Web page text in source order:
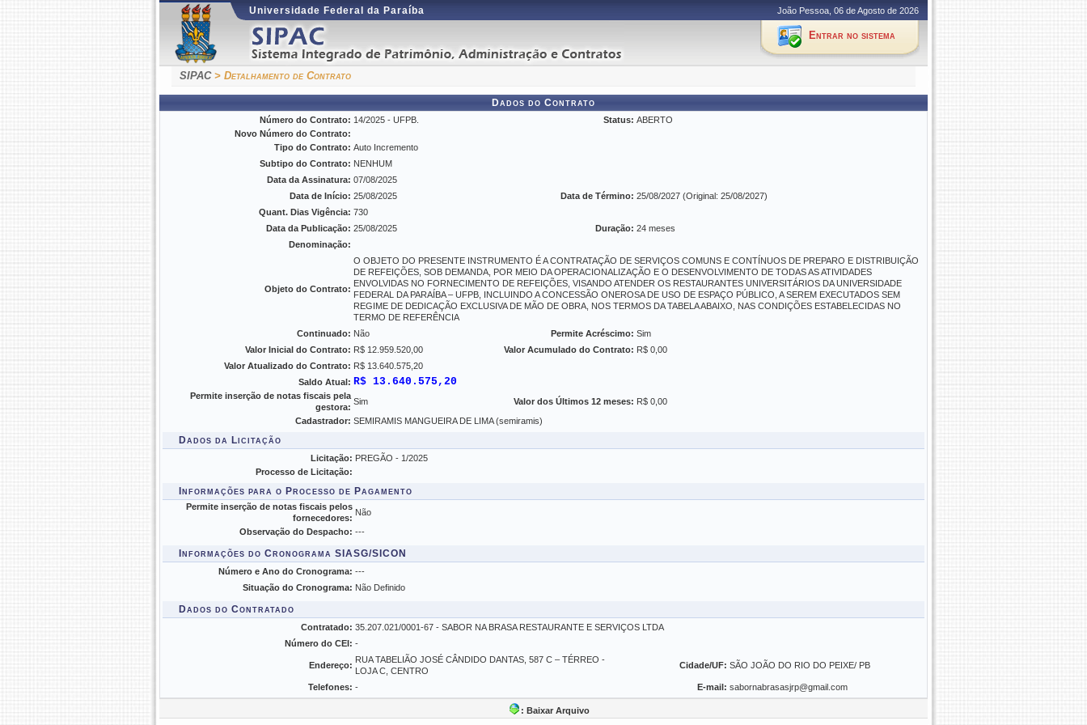
Universidade Federal da Paraíba João Pessoa, 06 de Agosto de 2026
Entrar no sistema
SIPAC> Detalhamento de Contrato
Dados do Contrato
Número do Contrato: 14/2025 - UFPB. Status: ABERTO
Novo Número do Contrato:
Tipo do Contrato: Auto Incremento
Subtipo do Contrato: NENHUM
Data da Assinatura: 07/08/2025
Data de Início: 25/08/2025 Data de Término: 25/08/2027 (Original: 25/08/2027)
Quant. Dias Vigência: 730
Data da Publicação: 25/08/2025 Duração: 24 meses
Denominação:
Objeto do Contrato:
O OBJETO DO PRESENTE INSTRUMENTO É A CONTRATAÇÃO DE SERVIÇOS COMUNS E CONTÍNUOS DE PREPARO E DISTRIBUIÇÃO
DE REFEIÇÕES, SOB DEMANDA, POR MEIO DA OPERACIONALIZAÇÃO E O DESENVOLVIMENTO DE TODAS AS ATIVIDADES
ENVOLVIDAS NO FORNECIMENTO DE REFEIÇÕES, VISANDO ATENDER OS RESTAURANTES UNIVERSITÁRIOS DA UNIVERSIDADE
FEDERAL DA PARAÍBA – UFPB, INCLUINDO A CONCESSÃO ONEROSA DE USO DE ESPAÇO PÚBLICO, A SEREM EXECUTADOS SEM
REGIME DE DEDICAÇÃO EXCLUSIVA DE MÃO DE OBRA, NOS TERMOS DA TABELA ABAIXO, NAS CONDIÇÕES ESTABELECIDAS NO
TERMO DE REFERÊNCIA
Continuado: Não Permite Acréscimo: Sim
Valor Inicial do Contrato: R$ 12.959.520,00 Valor Acumulado do Contrato: R$ 0,00
Valor Atualizado do Contrato: R$ 13.640.575,20
Saldo Atual: R$ 13.640.575,20
Permite inserção de notas fiscais pela
gestora:
Sim Valor dos Últimos 12 meses: R$ 0,00
Cadastrador: SEMIRAMIS MANGUEIRA DE LIMA (semiramis)
Dados da Licitação
Licitação: PREGÃO - 1/2025
Processo de Licitação:
Informações para o Processo de Pagamento
Permite inserção de notas fiscais pelos
fornecedores:
Não
Observação do Despacho: ---
Informações do Cronograma SIASG/SICON
Número e Ano do Cronograma: ---
Situação do Cronograma: Não Definido
Dados do Contratado
Contratado: 35.207.021/0001-67 - SABOR NA BRASA RESTAURANTE E SERVIÇOS LTDA
Número do CEI: -
Endereço:
RUA TABELIÃO JOSÉ CÂNDIDO DANTAS, 587 C – TÉRREO -
LOJA C, CENTRO
Cidade/UF: SÃO JOÃO DO RIO DO PEIXE/ PB
Telefones: - E-mail: sabornabrasasjrp@gmail.com
: Baixar Arquivo